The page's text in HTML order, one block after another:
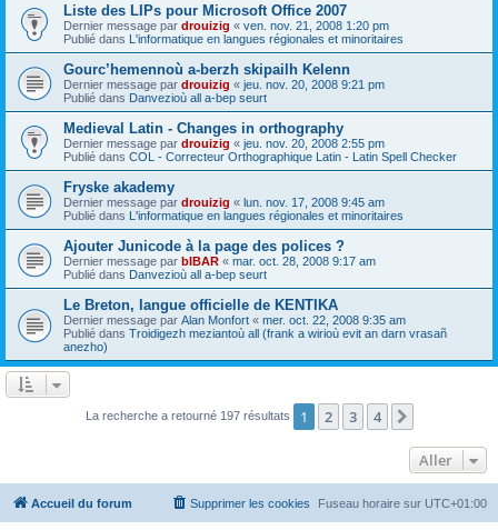
Liste des LIPs pour Microsoft Office 2007
Dernier message par drouizig « ven. nov. 21, 2008 1:20 pm
Publié dans L'informatique en langues régionales et minoritaires
Gourc’hemennoù a-berzh skipailh Kelenn
Dernier message par drouizig « jeu. nov. 20, 2008 9:21 pm
Publié dans Danvezioù all a-bep seurt
Medieval Latin - Changes in orthography
Dernier message par drouizig « jeu. nov. 20, 2008 2:55 pm
Publié dans COL - Correcteur Orthographique Latin - Latin Spell Checker
Fryske akademy
Dernier message par drouizig « lun. nov. 17, 2008 9:45 am
Publié dans L'informatique en langues régionales et minoritaires
Ajouter Junicode à la page des polices ?
Dernier message par bIBAR « mar. oct. 28, 2008 9:17 am
Publié dans Danvezioù all a-bep seurt
Le Breton, langue officielle de KENTIKA
Dernier message par Alan Monfort « mer. oct. 22, 2008 9:35 am
Publié dans Troidigezh meziantoù all (frank a wirioù evit an darn vrasañ
anezho)
La recherche a retourné 197 résultats 1 2 3 4
Aller
Accueil du forum Fuseau horaire sur UTC+01:00
Supprimer les cookies